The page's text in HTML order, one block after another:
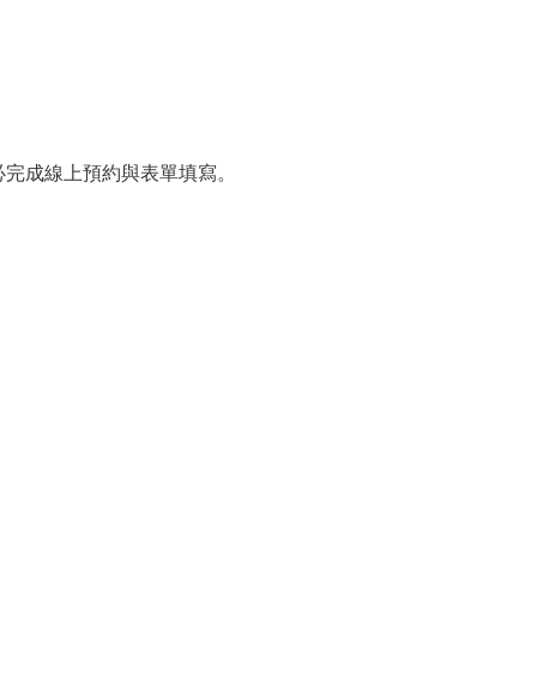
成線上預約與表單填寫。